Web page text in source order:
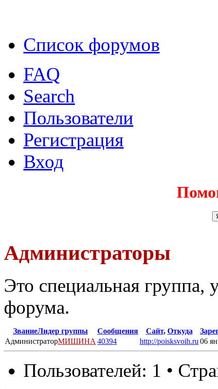
Список форумов
FAQ
Search
Пользователи
Регистрация
Вход
Администраторы
Это специальная группа,
форума.
ЗваниеЛидер группы Сообщения Сайт, Откуда
АдминистраторМИШИНА 40394 http://poisksvoih.ru 06
Пользователей: 1 •